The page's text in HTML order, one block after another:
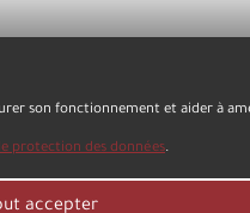
son fonctionnement et aider à
protection des données.
accepter